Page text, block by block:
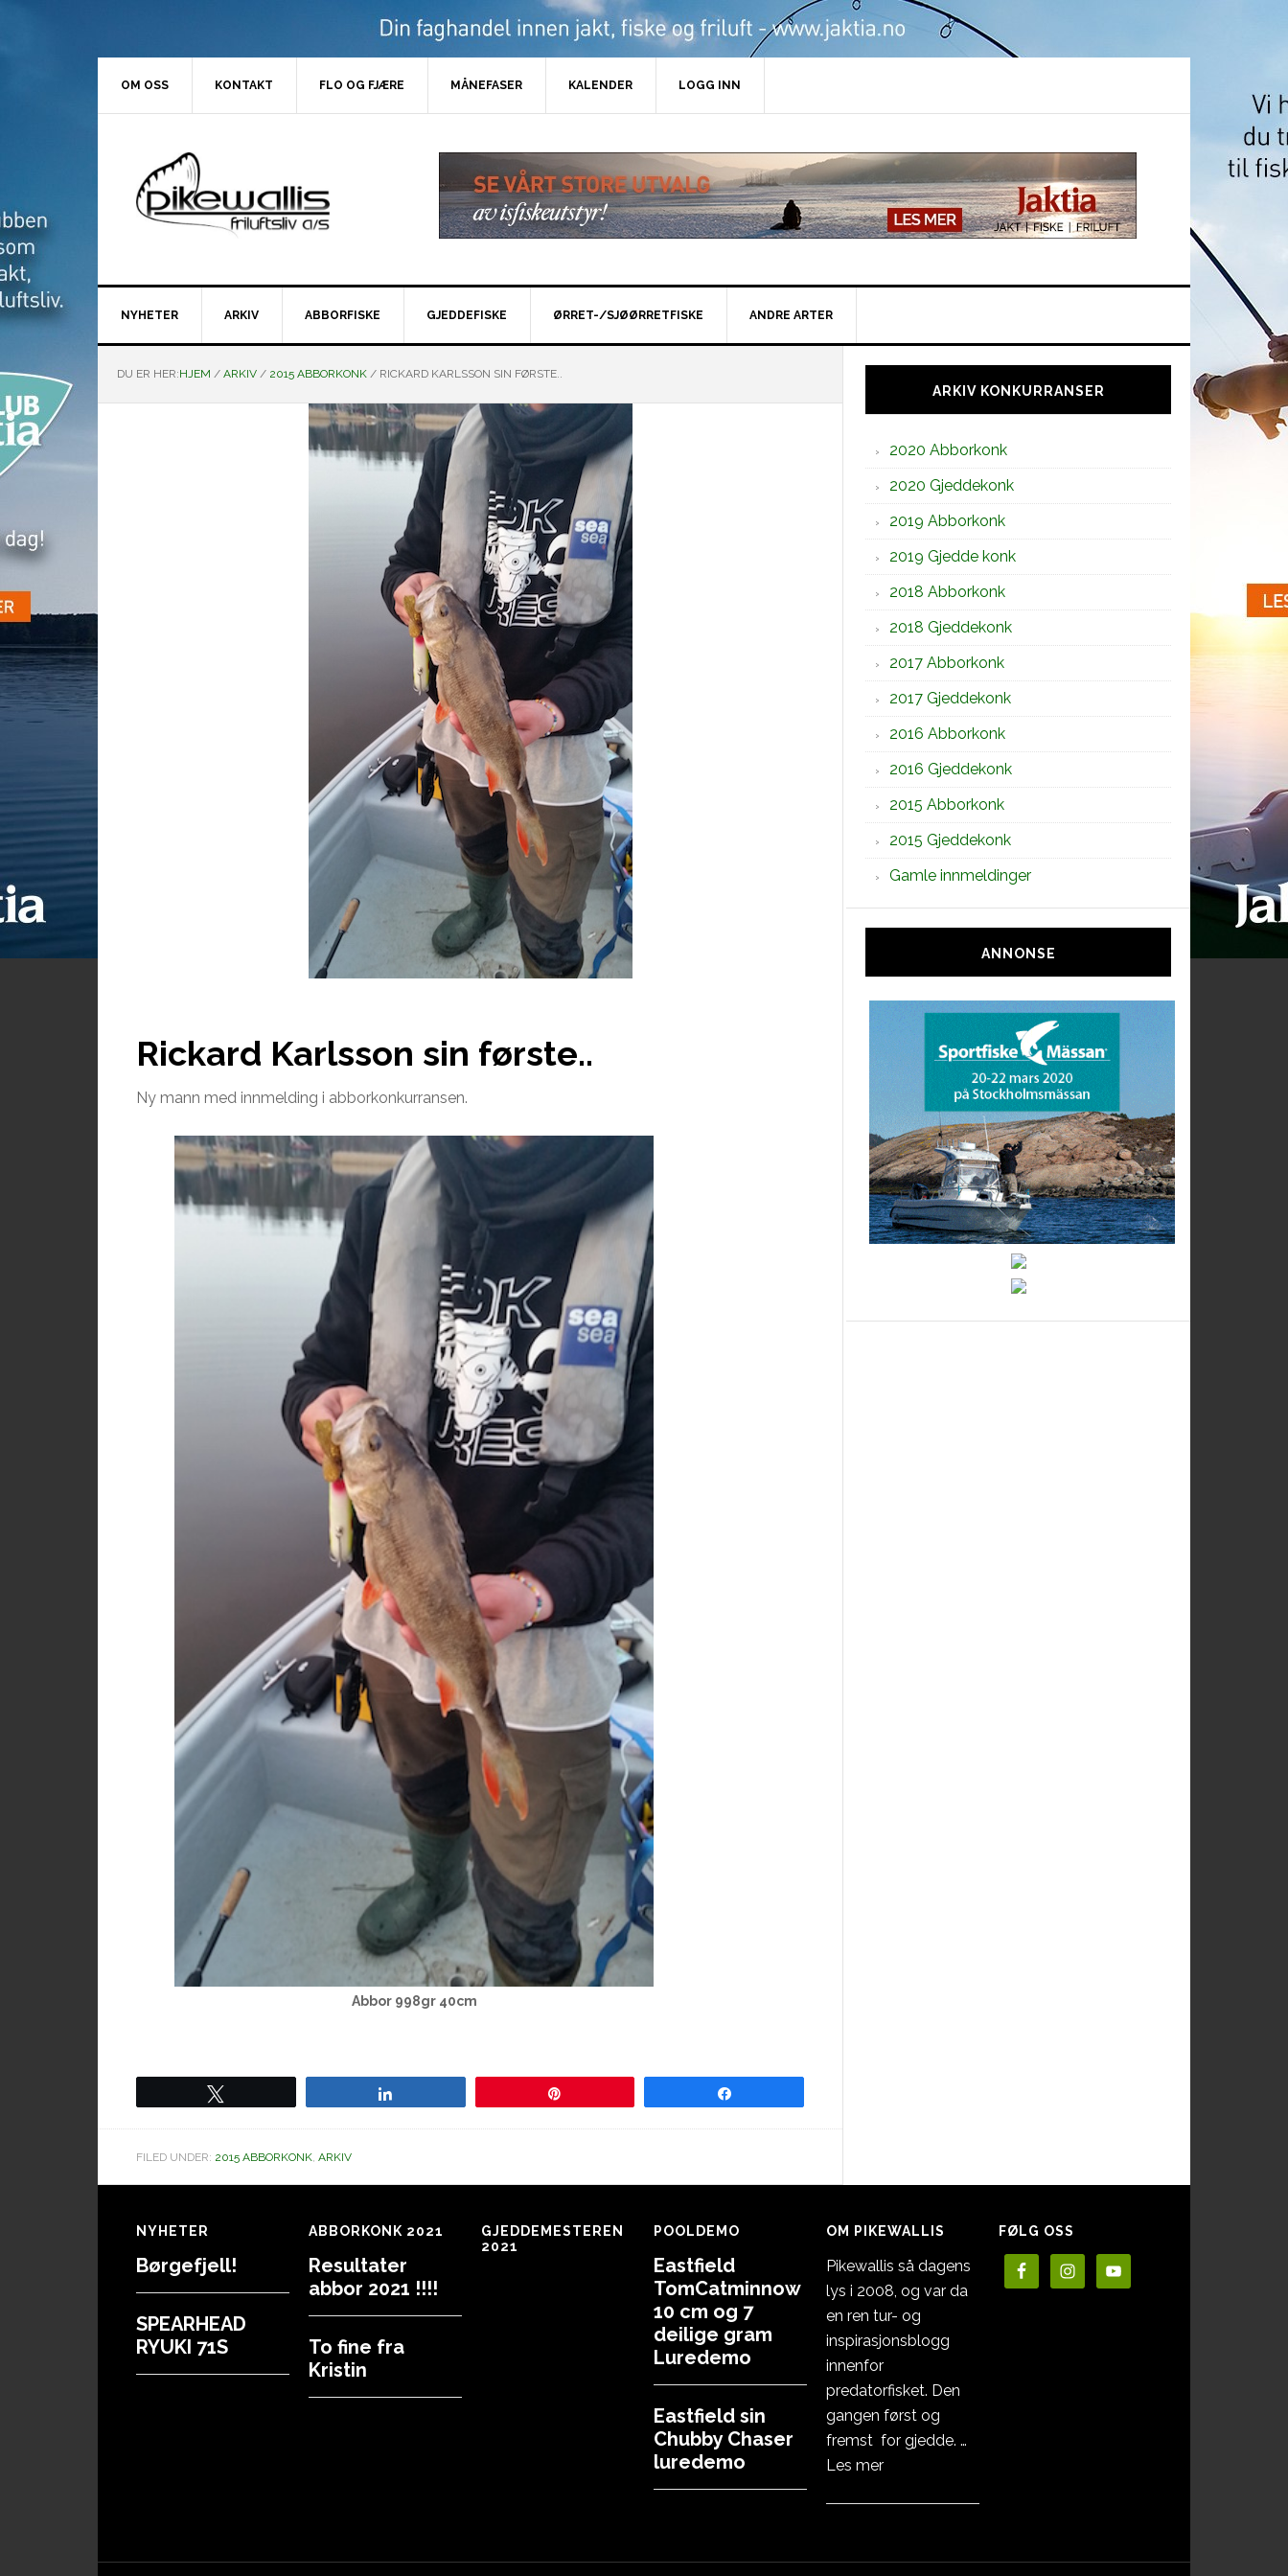
OM OSS KONTAKT FLO OG FJÆRE MÅNEFASER KALENDER LOGG INN
NYHETER ARKIV ABBORFISKE GJEDDEFISKE ØRRET-/SJØØRRETFISKE ANDRE ARTER
DU ER HER:HJEM / ARKIV / 2015 ABBORKONK / RICKARD KARLSSON SIN FØRSTE..
Rickard Karlsson sin første..
Ny mann med innmelding i abborkonkurransen.
Abbor 998gr 40cm
FILED UNDER: 2015 ABBORKONK ARKIV
Hoved
sidebarARKIV KONKURRANSER
2020 Abborkonk
2020 Gjeddekonk
2019 Abborkonk
2019 Gjedde konk
2018 Abborkonk
2018 Gjeddekonk
2017 Abborkonk
2017 Gjeddekonk
2016 Abborkonk
2016 Gjeddekonk
2015 Abborkonk
2015 Gjeddekonk
Gamle innmeldinger
ANNONSE
Footer
NYHETER
Børgefjell!
SPEARHEAD
RYUKI 71S
ABBORKONK 2021
Resultater
abbor 2021 !!!!
To fine fra
Kristin
GJEDDEMESTEREN
2021
POOLDEMO
Eastfield
TomCatminnow
10 cm og 7
deilige gram
Luredemo
Eastfield sin
Chubby Chaser
luredemo
OM PIKEWALLIS
Pikewallis så dagens
lys i 2008, og var da
en ren tur- og
inspirasjonsblogg
innenfor
predatorfisket. Den
gangen først og
fremst for gjedde. …
Les meromOm
FØLG OSS